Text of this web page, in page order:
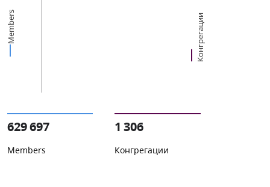
Members Конгрегации
629 697
Members
1 306
Конгрегации